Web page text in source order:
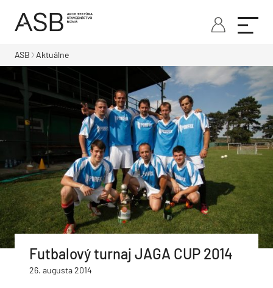
ASB Aktuálne
Futbalový turnaj JAGA CUP 2014
26. augusta 2014